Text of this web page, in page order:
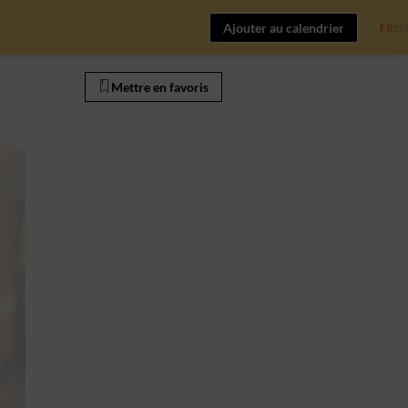
Ajouter au calendrier FR
Mettre en favoris